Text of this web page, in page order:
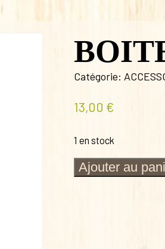
Catégorie:
13,00 €
1 en stock
quantité
de
Ajouter au